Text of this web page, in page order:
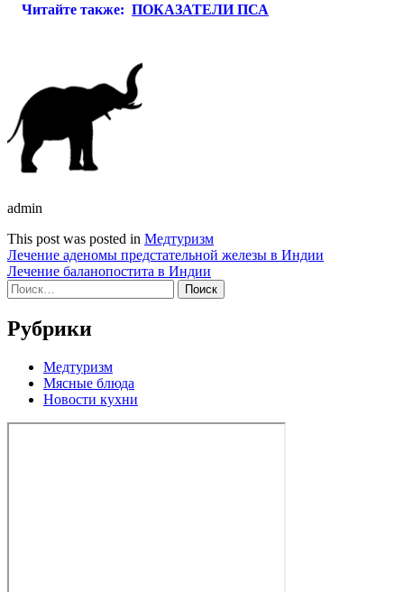
Читайте также: ПОКАЗАТЕЛИ ПСА
admin
This post was posted in Медтуризм
Навигация
по
записям
Лечение аденомы предстательной железы в Индии
Лечение баланопостита в Индии
Найти:
Рубрики
Медтуризм
Мясные блюда
Новости кухни